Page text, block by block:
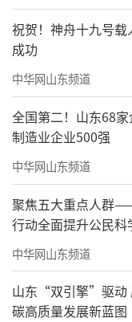
祝贺！神舟十九号
成功
中华网山东频道
全国第二！山东68
制造业企业500强
中华网山东频道
聚焦五大重点人群
行动全面提升公民科
中华网山东频道
山东“双引擎”驱动
碳高质量发展新蓝图